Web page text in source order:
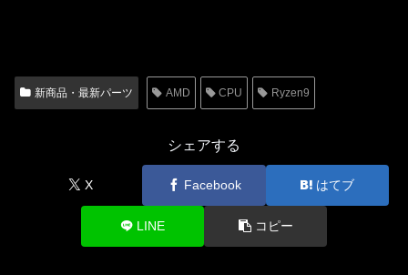
新商品・最新パーツ AMD CPU Ryzen9
シェアする
X Facebook はてブ
LINE コピー